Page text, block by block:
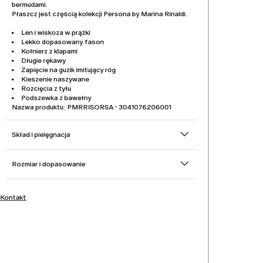
bermudami.
Płaszcz jest częścią kolekcji Persona by Marina Rinaldi.
Len i wiskoza w prążki
Lekko dopasowany fason
Kołnierz z klapami
Długie rękawy
Zapięcie na guzik imitujący róg
Kieszenie naszywane
Rozcięcia z tyłu
Podszewka z bawełny
Nazwa produktu: PMRRISORSA - 3041076206001
Skład i pielęgnacja
Rozmiar i dopasowanie
Kontakt